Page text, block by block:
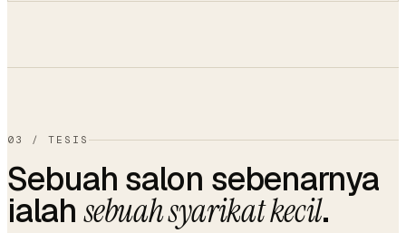
03 / TESIS
Sebuah salon sebenarnya
ialahsebuah syarikat kecil.